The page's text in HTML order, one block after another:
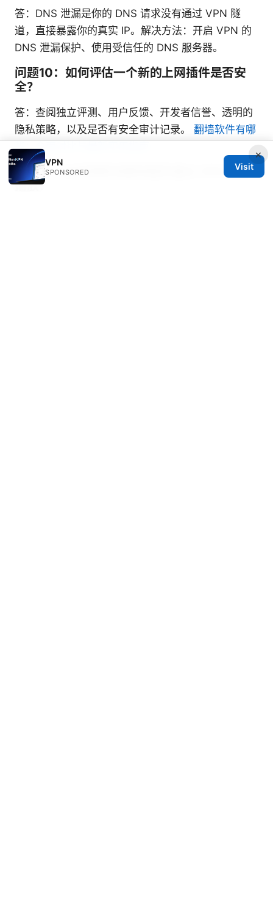
答：DNS 泄漏是你的 DNS 请求没有通过 VPN 隧
道，直接暴露你的真实 IP。解决方法：开启 VPN 的
DNS 泄漏保护、使用受信任的 DNS 服务器。
问题10：如何评估一个新的上网插件是否安
全？
答：查阅独立评测、用户反馈、开发者信誉、透明的
隐私策略，以及是否有安全审计记录。 翻墙软件有哪
些：全面对比与最新实用指南
问题11：在线视频流媒体能否通过 VPN 顺利
播放？
×
VPN
SPONSORED
Visit